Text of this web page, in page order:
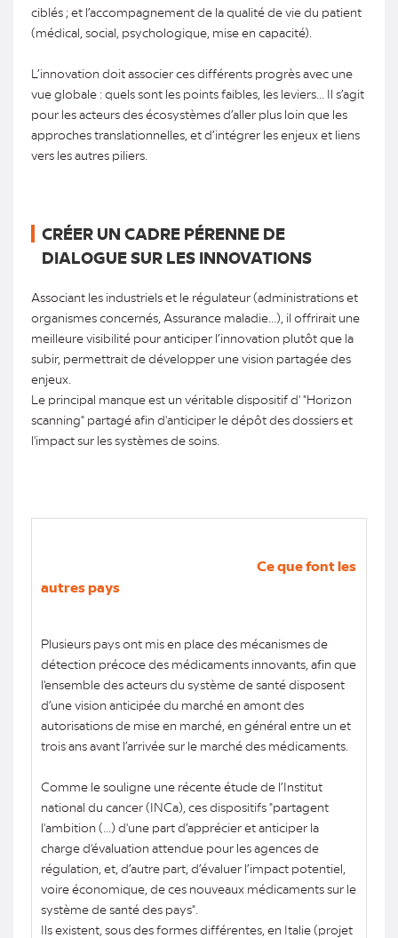
ciblés ; et l’accompagnement de la qualité de vie du patient
(médical, social, psychologique, mise en capacité).
L’innovation doit associer ces différents progrès avec une
vue globale : quels sont les points faibles, les leviers... Il s’agit
pour les acteurs des écosystèmes d’aller plus loin que les
approches translationnelles, et d’intégrer les enjeux et liens
vers les autres piliers.
CRÉER UN CADRE PÉRENNE DE
DIALOGUE SUR LES INNOVATIONS
Associant les industriels et le régulateur (administrations et
organismes concernés, Assurance maladie...), il offrirait une
meilleure visibilité pour anticiper l’innovation plutôt que la
subir, permettrait de développer une vision partagée des
enjeux.
Le principal manque est un véritable dispositif d' "Horizon
scanning" partagé afin d'anticiper le dépôt des dossiers et
l'impact sur les systèmes de soins.
Ce que font les
autres pays
Plusieurs pays ont mis en place des mécanismes de
détection précoce des médicaments innovants, afin que
l'ensemble des acteurs du système de santé disposent
d’une vision anticipée du marché en amont des
autorisations de mise en marché, en général entre un et
trois ans avant l’arrivée sur le marché des médicaments.
Comme le souligne une récente étude de l’Institut
national du cancer (INCa), ces dispositifs "partagent
l'ambition (...) d'une part d’apprécier et anticiper la
charge d'évaluation attendue pour les agences de
régulation, et, d’autre part, d’évaluer l’impact potentiel,
voire économique, de ces nouveaux médicaments sur le
système de santé des pays".
Ils existent, sous des formes différentes, en Italie (projet